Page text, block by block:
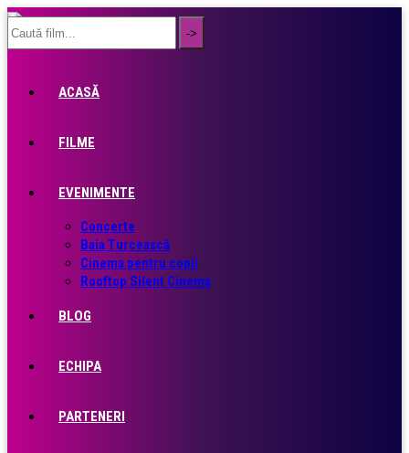
ACASĂ
FILME
EVENIMENTE
Concerte
Baia Turcească
Cinema pentru copii
Rooftop Silent Cinema
BLOG
ECHIPA
PARTENERI